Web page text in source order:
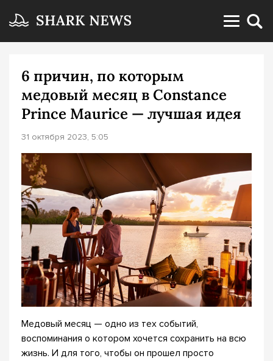
6 причин, по которым
медовый месяц в Constance
Prince Maurice — лучшая идея
31 октября 2023, 5:05
Медовый месяц — одно из тех событий,
воспоминания о котором хочется сохранить на всю
жизнь. И для того, чтобы он прошел просто